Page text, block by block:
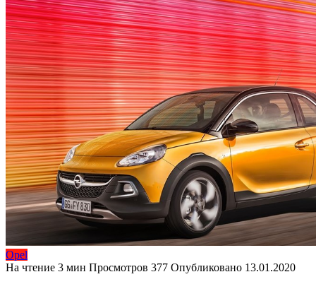
Opel
На чтение 3 мин Просмотров 377 Опубликовано 13.01.2020